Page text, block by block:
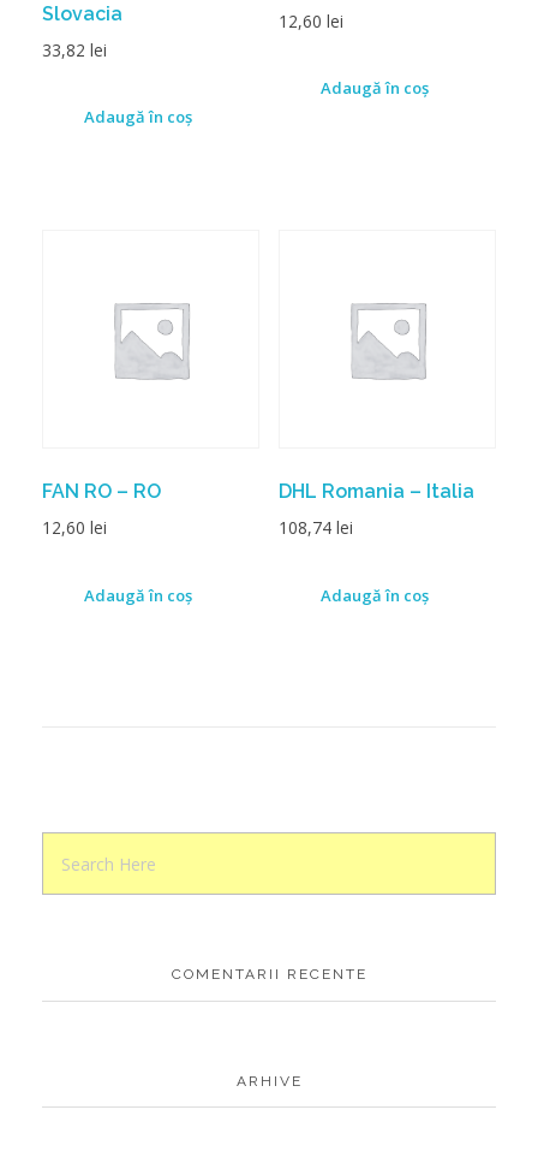
Slovacia
33,82 lei
Adaugă în coș
12,60 lei
Adaugă în coș
FAN RO – RO
12,60 lei
Adaugă în coș
DHL Romania – Italia
108,74 lei
Adaugă în coș
COMENTARII RECENTE
ARHIVE